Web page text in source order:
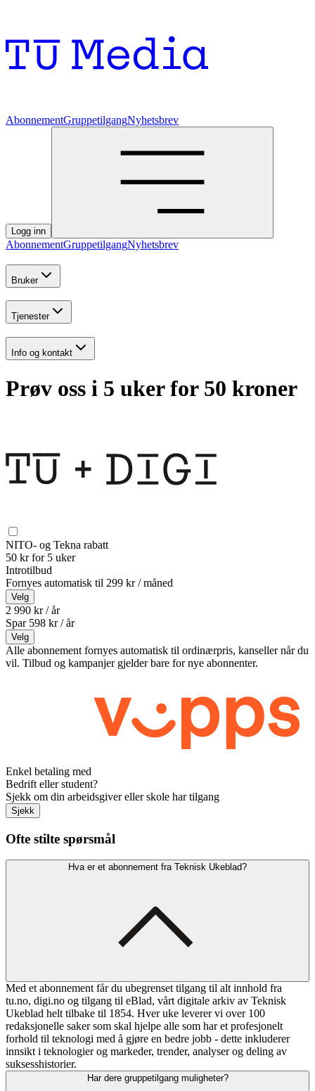
AbonnementGruppetilgangNyhetsbrev
Logg inn
AbonnementGruppetilgangNyhetsbrev
Bruker
Tjenester
Info og kontakt
Prøv oss i 5 uker for 50 kroner
NITO- og Tekna rabatt
50 kr for 5 uker
Introtilbud
Fornyes automatisk til 299 kr / måned
Velg
2 990 kr / år
Spar 598 kr /år
Velg
Alle abonnement fornyes automatisk til ordinærpris, kanseller når du
vil. Tilbud og kampanjer gjelder bare for nye abonnenter.
Enkel betaling med
Bedrift eller student?
Sjekk om din arbeidsgiver eller skole har tilgang
Sjekk
Ofte stilte spørsmål
Hva er et abonnement fra Teknisk Ukeblad?
Med et abonnement får du ubegrenset tilgang til alt innhold fra
tu.no, digi.no og tilgang til eBlad, vårt digitale arkiv av Teknisk
Ukeblad helt tilbake til 1854. Hver uke leverer vi over 100
redaksjonelle saker som skal hjelpe alle som har et profesjonelt
forhold til teknologi med å gjøre en bedre jobb - dette inkluderer
innsikt i teknologier og markeder, trender, analyser og deling av
suksesshistorier.
Har dere gruppetilgang muligheter?